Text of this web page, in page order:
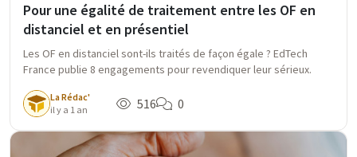
Pour une égalité de traitement entre les OF en
distanciel et en présentiel
Les OF en distanciel sont-ils traités de façon égale ? EdTech
France publie 8 engagements pour revendiquer leur sérieux.
La Rédac'
il y a 1 an
516 0